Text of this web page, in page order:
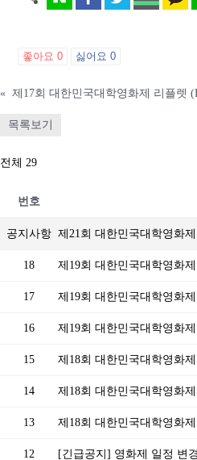
좋아요 0 싫어요 0
« 제17회 대한민국대학영화제 리플렛
목록보기
전체 29
번호
공지사항 제21회 대한민국대학영화
18 제19회 대한민국대학영화
17 제19회 대한민국대학영화
16 제19회 대한민국대학영화
15 제18회 대한민국대학영화
14 제18회 대한민국대학영화
13 제18회 대한민국대학영화
12 [긴급공지] 영화제 일정 변